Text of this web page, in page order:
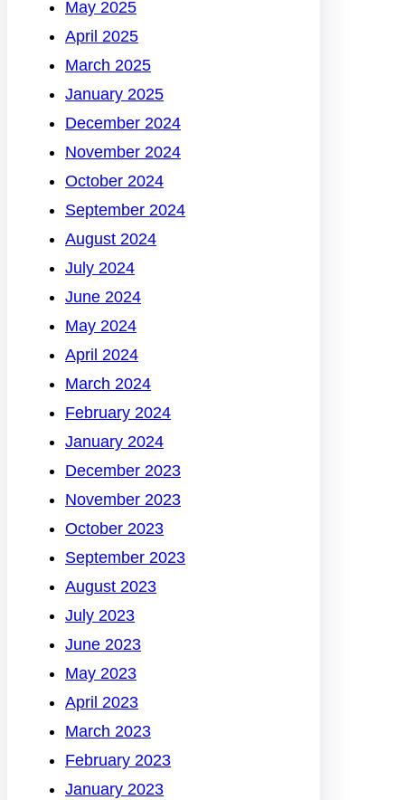
May 2025
April 2025
March 2025
January 2025
December 2024
November 2024
October 2024
September 2024
August 2024
July 2024
June 2024
May 2024
April 2024
March 2024
February 2024
January 2024
December 2023
November 2023
October 2023
September 2023
August 2023
July 2023
June 2023
May 2023
April 2023
March 2023
February 2023
January 2023